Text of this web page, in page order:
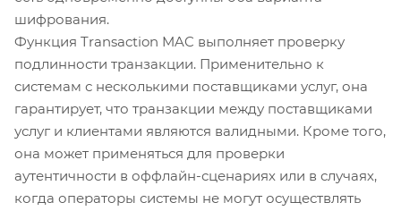
шифрования.
Функция Transaction MAC выполняет проверку
подлинности транзакции. Применительно к
системам с несколькими поставщиками услуг, она
гарантирует, что транзакции между поставщиками
услуг и клиентами являются валидными. Кроме того,
она может применяться для проверки
аутентичности в оффлайн-сценариях или в случаях,
когда операторы системы не могут осуществлять